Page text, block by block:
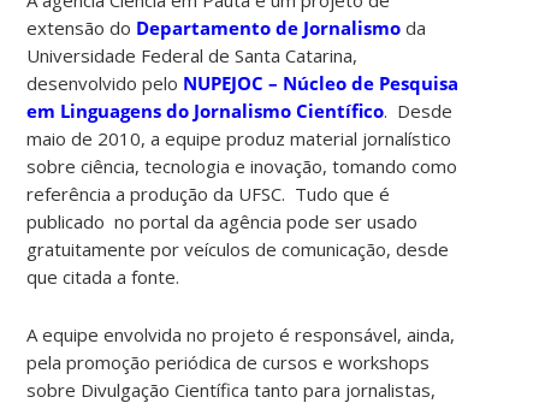
extensão do Departamento de Jornalismo da
Universidade Federal de Santa Catarina,
desenvolvido pelo NUPEJOC – Núcleo de Pesquisa
em Linguagens do Jornalismo Científico. Desde
maio de 2010, a equipe produz material jornalístico
sobre ciência, tecnologia e inovação, tomando como
referência a produção da UFSC. Tudo que é
publicado no portal da agência pode ser usado
gratuitamente por veículos de comunicação, desde
que citada a fonte.
A equipe envolvida no projeto é responsável, ainda,
pela promoção periódica de cursos e workshops
sobre Divulgação Científica tanto para jornalistas,